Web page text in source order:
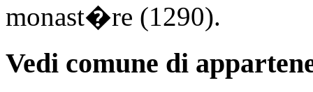
monast�re (1290).
Vedi comune di